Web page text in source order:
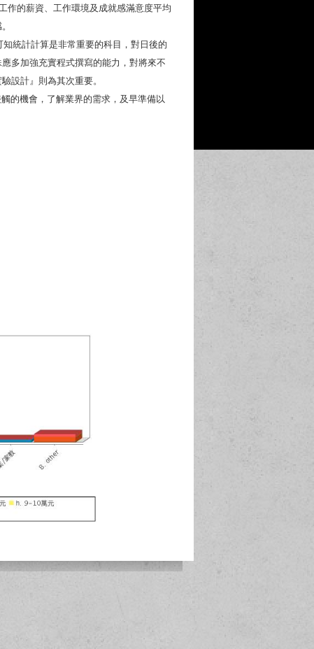
作的薪資、工作環境及成就感滿意度平均
統計計算是非常重要的科目，對日後的
多加強充實程式撰寫的能力，對將來不
設計』則為其次重要。
的機會，了解業界的需求，及早準備以